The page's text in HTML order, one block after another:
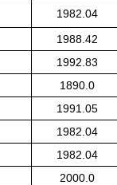
1982.04
1988.42
1992.83
1890.0
1991.05
1982.04
1982.04
2000.0